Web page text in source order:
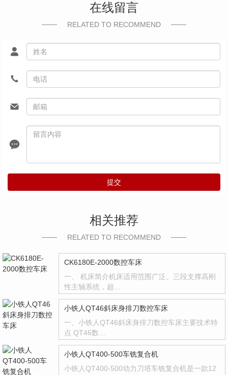
在线留言
RELATED TO RECOMMEND
提交
相关推荐
RELATED TO RECOMMEND
CK6180E-2000数控车床
一、 机床简介机床适用范围广泛。三段支撑高刚
性主轴系统，超…
小铁人QT46斜床身排刀数控车床
一、小铁人QT46斜床身排刀数控车床主要技术特
点 QT46数…
小铁人QT400-500车铣复合机
小铁人QT400-500动力刀塔车铣复合机是一款12